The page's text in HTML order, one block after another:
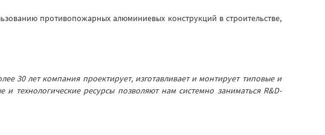
противопожарных алюминиевых конструкций в строительстве,
30 лет компания проектирует, изготавливает и монтирует типовые и
технологические ресурсы позволяют нам системно заниматься R&D-